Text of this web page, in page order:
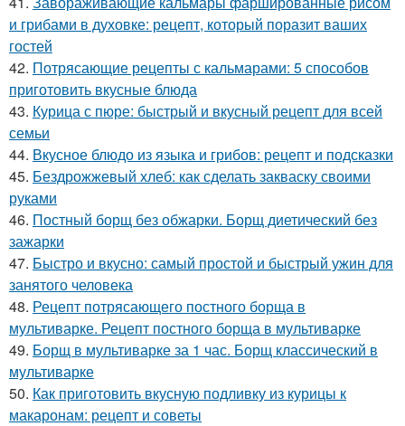
и грибами в духовке: рецепт, который поразит ваших
гостей
42. Потрясающие рецепты с кальмарами: 5 способов
приготовить вкусные блюда
43. Курица с пюре: быстрый и вкусный рецепт для всей
семьи
44. Вкусное блюдо из языка и грибов: рецепт и подсказки
45. Бездрожжевый хлеб: как сделать закваску своими
руками
46. Постный борщ без обжарки. Борщ диетический без
зажарки
47. Быстро и вкусно: самый простой и быстрый ужин для
занятого человека
48. Рецепт потрясающего постного борща в
мультиварке. Рецепт постного борща в мультиварке
49. Борщ в мультиварке за 1 час. Борщ классический в
мультиварке
50. Как приготовить вкусную подливку из курицы к
макаронам: рецепт и советы